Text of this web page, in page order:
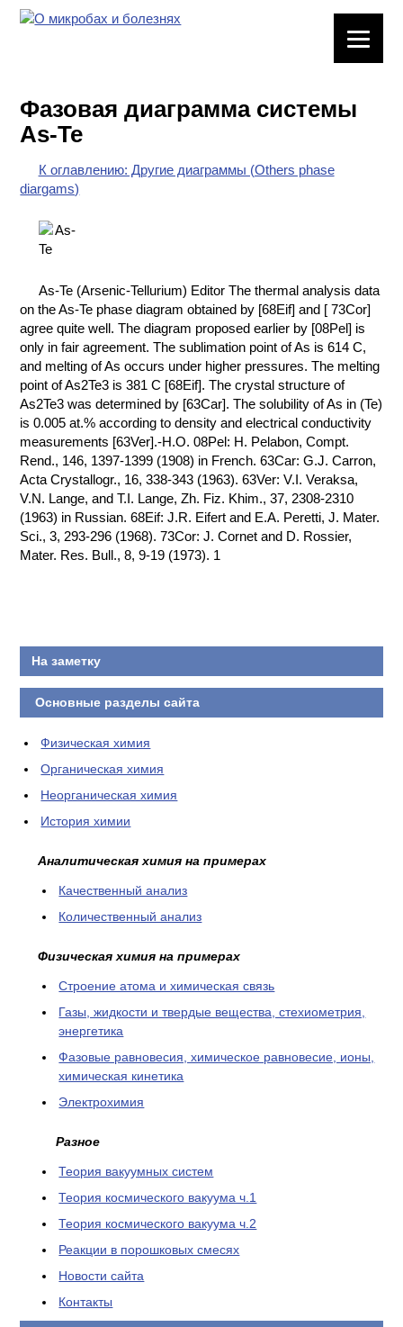
ХИМИЧЕСКАЯ
ПОСУДА
ВРЕДНЫЕ
ФАКТОРЫ
ХИМИЯ НА
ПРОИЗВОДСТВЕ
И ХИМИЧЕСКАЯ
ТЕХНОЛОГИЯ
КОНТАКТЫ
Фазовая диаграмма системы
As-Te
К оглавлению: Другие диаграммы (Others phase
diargams)
As-Te (Arsenic-Tellurium) Editor The thermal analysis data
on the As-Te phase diagram obtained by [68Eif] and [ 73Cor]
agree quite well. The diagram proposed earlier by [08Pel] is
only in fair agreement. The sublimation point of As is 614 C,
and melting of As occurs under higher pressures. The melting
point of As2Te3 is 381 C [68Eif]. The crystal structure of
As2Te3 was determined by [63Car]. The solubility of As in (Te)
is 0.005 at.% according to density and electrical conductivity
measurements [63Ver].-H.O. 08Pel: H. Pelabon, Compt.
Rend., 146, 1397-1399 (1908) in French. 63Car: G.J. Carron,
Acta Crystallogr., 16, 338-343 (1963). 63Ver: V.I. Veraksa,
V.N. Lange, and T.I. Lange, Zh. Fiz. Khim., 37, 2308-2310
(1963) in Russian. 68Eif: J.R. Eifert and E.A. Peretti, J. Mater.
Sci., 3, 293-296 (1968). 73Cor: J. Cornet and D. Rossier,
Mater. Res. Bull., 8, 9-19 (1973). 1
На заметку
Основные разделы сайта
Физическая химия
Органическая химия
Неорганическая химия
История химии
Аналитическая химия на примерах
Качественный анализ
Количественный анализ
Физическая химия на примерах
Cтроение атома и химическая связь
Газы, жидкости и твердые вещества, стехиометрия,
энергетика
Фазовые равновесия, химическое равновесие, ионы,
химическая кинетика
Электрохимия
Разное
Теория вакуумных систем
Теория космического вакуума ч.1
Теория космического вакуума ч.2
Реакции в порошковых смесях
Новости сайта
Контакты